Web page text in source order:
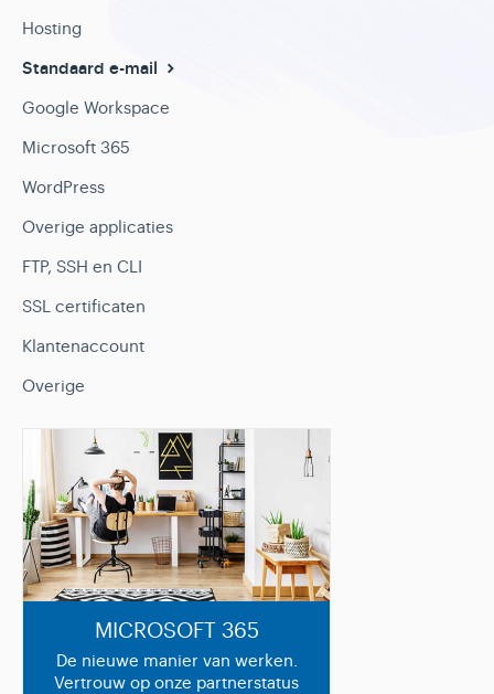
Hosting
Standaard e-mail
Google Workspace
Microsoft 365
WordPress
Overige applicaties
FTP, SSH en CLI
SSL certificaten
Klantenaccount
Overige
MICROSOFT 365
De nieuwe manier van werken.
Vertrouw op onze partnerstatus